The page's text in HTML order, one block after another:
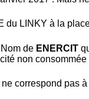
du LINKY à la
de ENERCIT
non
correspond pas